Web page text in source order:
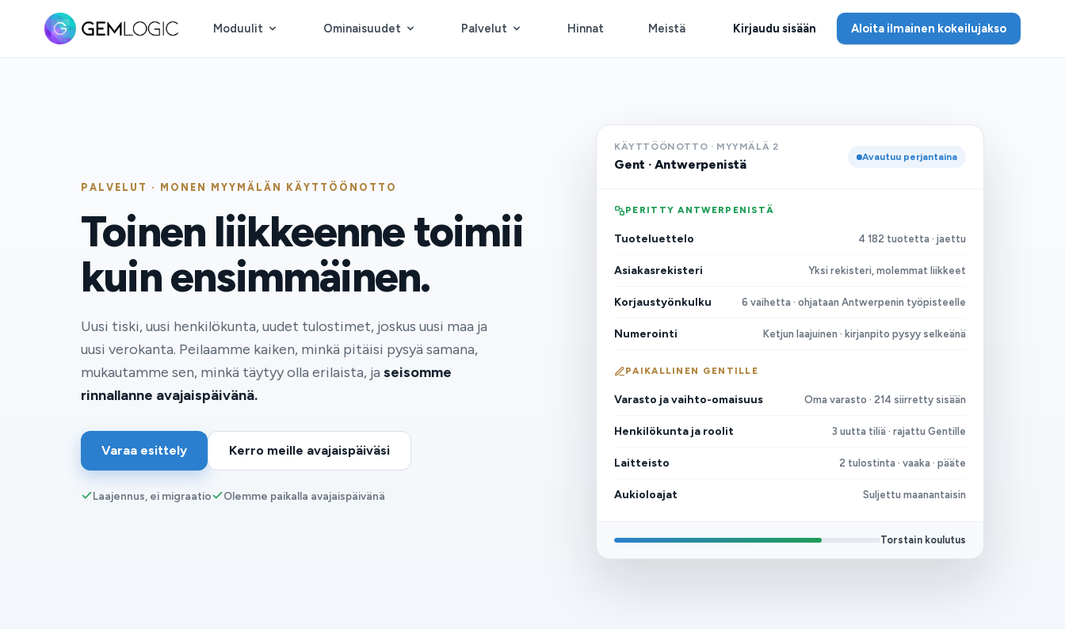
Moduulit Ominaisuudet Palvelut Hinnat Meistä Kirjaudu sisään Aloita ilmainen kokeilujakso
PALVELUT · MONEN MYYMÄLÄN KÄYTTÖÖNOTTO
Toinen liikkeenne toimii
kuin ensimmäinen.
Uusi tiski, uusi henkilökunta, uudet tulostimet, joskus uusi maa ja
uusi verokanta. Peilaamme kaiken, minkä pitäisi pysyä samana,
mukautamme sen, minkä täytyy olla erilaista, ja seisomme
rinnallanne avajaispäivänä.
Varaa esittely Kerro meille avajaispäiväsi
Laajennus, ei migraatio Olemme paikalla avajaispäivänä
KÄYTTÖÖNOTTO · MYYMÄLÄ 2
Gent · Antwerpenistä Avautuu perjantaina
PERITTY ANTWERPENISTÄ
Tuoteluettelo 4 182 tuotetta · jaettu
Asiakasrekisteri Yksi rekisteri, molemmat liikkeet
Korjaustyönkulku 6 vaihetta · ohjataan Antwerpenin työpisteelle
Numerointi Ketjun laajuinen · kirjanpito pysyy selkeänä
PAIKALLINEN GENTILLE
Varasto ja vaihto-omaisuus Oma varasto · 214 siirretty sisään
Henkilökunta ja roolit 3 uutta tiliä · rajattu Gentille
Laitteisto 2 tulostinta · vaaka · pääte
Aukioloajat Suljettu maanantaisin
Torstain koulutus